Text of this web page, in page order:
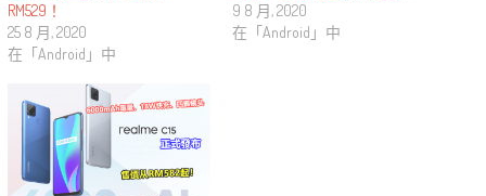
RM529！
25 8 月, 2020
在「Android」中
9 8 月, 2020
在「Android」中